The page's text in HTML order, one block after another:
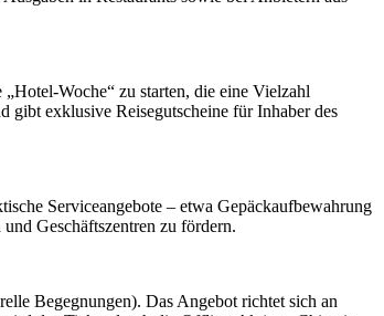
Woche“ zu starten, die eine Vielzahl
gibt exklusive Reisegutscheine für Inhaber des
Serviceangebote – etwa Gepäckaufbewahrung
Geschäftszentren zu fördern.
Begegnungen). Das Angebot richtet sich an